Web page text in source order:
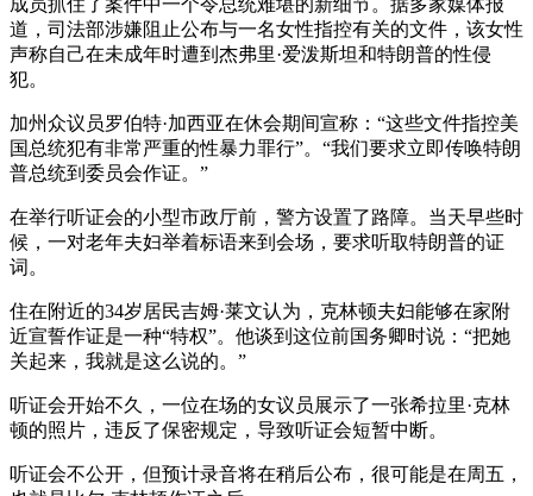
成员抓住了案件中一个令总统难堪的新细节。据多家媒体报
道，司法部涉嫌阻止公布与一名女性指控有关的文件，该女性
声称自己在未成年时遭到杰弗里·爱泼斯坦和特朗普的性侵
犯。
加州众议员罗伯特·加西亚在休会期间宣称：“这些文件指控美
国总统犯有非常严重的性暴力罪行”。“我们要求立即传唤特朗
普总统到委员会作证。”
在举行听证会的小型市政厅前，警方设置了路障。当天早些时
候，一对老年夫妇举着标语来到会场，要求听取特朗普的证
词。
住在附近的34岁居民吉姆·莱文认为，克林顿夫妇能够在家附
近宣誓作证是一种“特权”。他谈到这位前国务卿时说：“把她
关起来，我就是这么说的。”
听证会开始不久，一位在场的女议员展示了一张希拉里·克林
顿的照片，违反了保密规定，导致听证会短暂中断。
听证会不公开，但预计录音将在稍后公布，很可能是在周五，